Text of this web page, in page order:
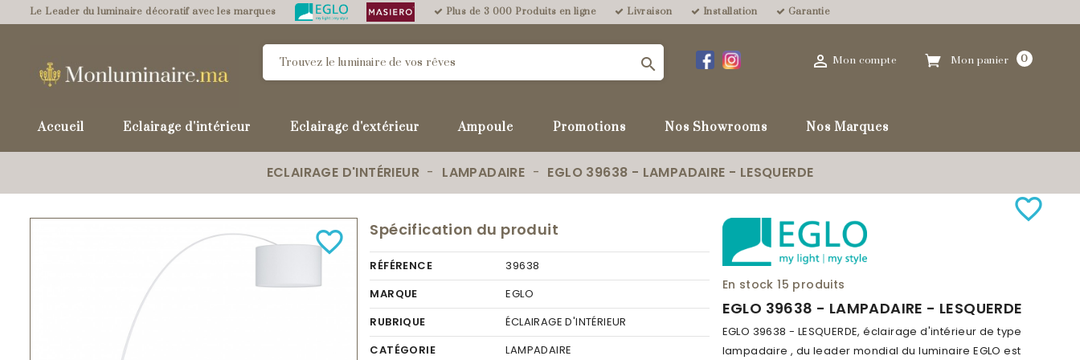
Le Leader du luminaire décoratif avec les marques Plus de 3 000 Produits en ligne Livraison Installation Garantie
Mon panier 0
 Mon compte

Accueil Eclairage d'intérieur Eclairage d'extérieur Ampoule Promotions Nos Showrooms Nos Marques
ECLAIRAGE D'INTÉRIEUR LAMPADAIRE EGLO 39638 - LAMPADAIRE - LESQUERDE
favorite_border Spécification du produit
RÉFÉRENCE
39638
MARQUE
EGLO
RUBRIQUE
ÉCLAIRAGE D'INTÉRIEUR
CATÉGORIE
LAMPADAIRE
En stock 15 produits
EGLO 39638 - LAMPADAIRE - LESQUERDE
EGLO 39638 - LESQUERDE, éclairage d'intérieur de type
lampadaire , du leader mondial du luminaire EGLO est
favorite_border